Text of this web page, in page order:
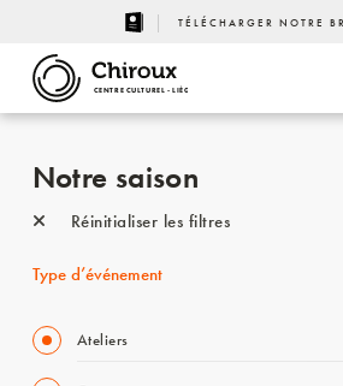
TÉLÉCHARGER NOTRE
CENTRE CULTUREL - LIÈGE
Notre saison
Réinitialiser les filtres
Type d’événement
Ateliers